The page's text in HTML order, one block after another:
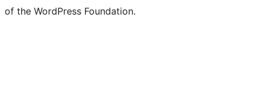
of the WordPress Foundation.